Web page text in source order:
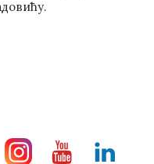
InstragramYoutubeLinkedin